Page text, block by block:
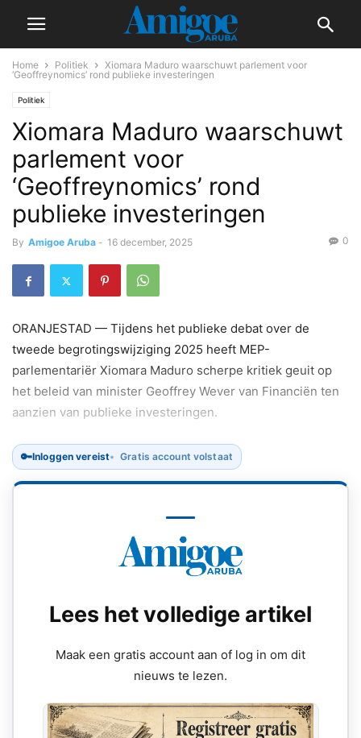
Home Politiek
Xiomara Maduro waarschuwt parlement voor
‘Geoffreynomics’ rond publieke investeringen
Politiek
Xiomara Maduro waarschuwt
parlement voor
‘Geoffreynomics’ rond
publieke investeringen
By Amigoe Aruba - 16 december, 2025 0
ORANJESTAD — Tijdens het publieke debat over de
tweede begrotingswijziging 2025 heeft MEP-
parlementariër Xiomara Maduro scherpe kritiek geuit op
het beleid van minister Geoffrey Wever van Financiën ten
aanzien van publieke investeringen.
🔑Inloggen vereist Gratis account volstaat
Lees het volledige artikel
Maak een gratis account aan of log in om dit
nieuws te lezen.